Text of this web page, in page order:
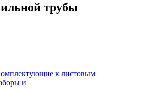
трубы
к листовым
и